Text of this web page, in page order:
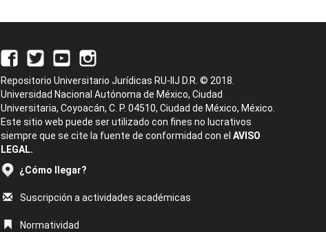
Repositorio Universitario Jurídicas RU-IIJ D.R. © 2018.
Universidad Nacional Autónoma de México, Ciudad
Universitaria, Coyoacán, C. P. 04510, Ciudad de México, México.
Este sitio web puede ser utilizado con fines no lucrativos
siempre que se cite la fuente de conformidad con el AVISO
LEGAL.
¿Cómo llegar?
Suscripción a actividades académicas
Normatividad